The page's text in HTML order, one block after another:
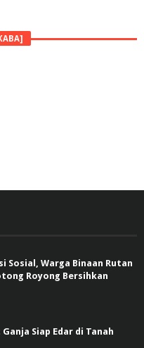
Sosial, Warga Binaan Rutan
Royong Bersihkan
Siap Edar di Tanah